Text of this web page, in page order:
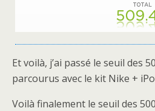
Et voilà, j’ai passé le seuil des
parcourus avec le kit Nike +
Voilà finalement le seuil des